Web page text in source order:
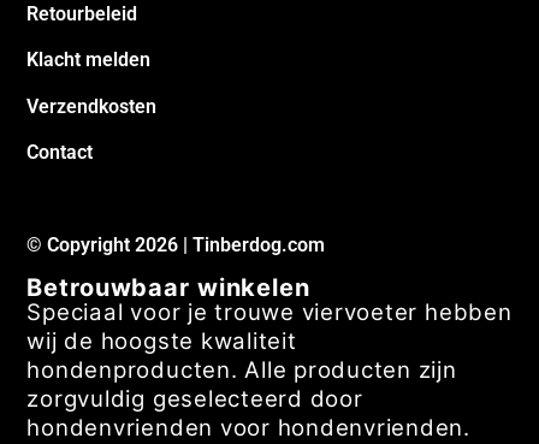
Retourbeleid
Klacht melden
Verzendkosten
Contact
© Copyright 2026 | Tinberdog.com
Betrouwbaar winkelen
Speciaal voor je trouwe viervoeter hebben
wij de hoogste kwaliteit
hondenproducten. Alle producten zijn
zorgvuldig geselecteerd door
hondenvrienden voor hondenvrienden.